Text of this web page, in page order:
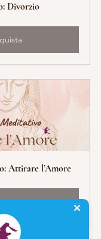
Divorzio
Attirare l’Amore